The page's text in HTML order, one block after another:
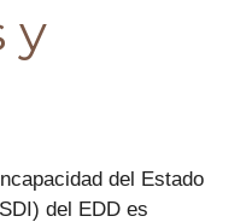
y
del Estado
del EDD es